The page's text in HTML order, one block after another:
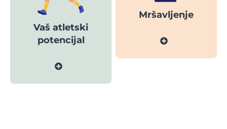
Vaš atletski
potencijal
Mršavljenje